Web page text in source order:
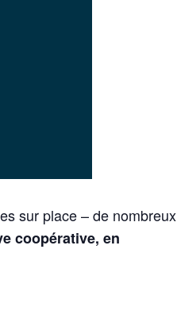
sur place – de nombreux
coopérative, en